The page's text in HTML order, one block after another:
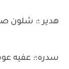
هدير ؛: شلون
سدره؛: عفيه